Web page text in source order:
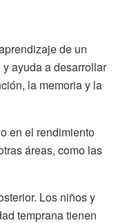
de un
ayuda a desarrollar
la memoria y la
en el rendimiento
áreas, como las
Los niños y
temprana tienen